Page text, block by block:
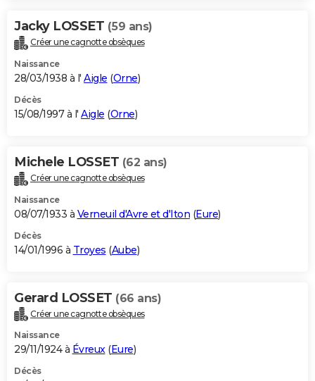
Jacky LOSSET (59 ans)
Créer une cagnotte obsèques
Naissance
28/03/1938 à l' Aigle (Orne)
Décès
15/08/1997 à l' Aigle (Orne)
Michele LOSSET (62 ans)
Créer une cagnotte obsèques
Naissance
08/07/1933 à Verneuil d'Avre et d'Iton (Eure)
Décès
14/01/1996 à Troyes (Aube)
Gerard LOSSET (66 ans)
Créer une cagnotte obsèques
Naissance
29/11/1924 à Évreux(Eure)
Décès